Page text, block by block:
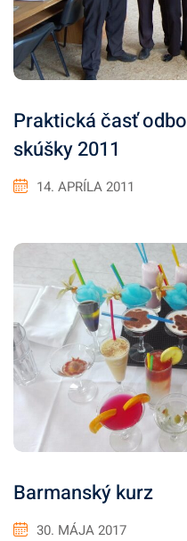
Praktická časť
skúšky 2011
14. APRÍLA 2011
Barmanský kurz
30. MÁJA 2017